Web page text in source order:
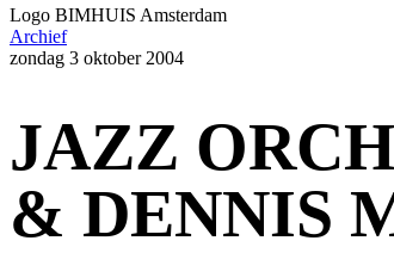
Logo BIMHUIS Amsterdam
Archief
zondag 3 oktober 2004
JAZZ
& DENNIS